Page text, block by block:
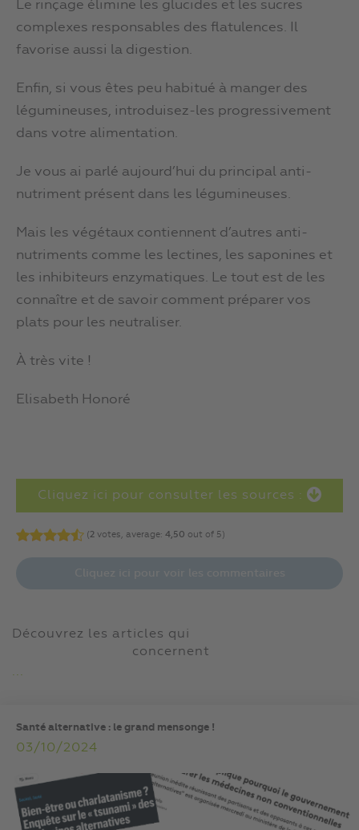
Le rinçage élimine les glucides et les sucres
complexes responsables des flatulences. Il
favorise aussi la digestion.
Enfin, si vous êtes peu habitué à manger des
légumineuses, introduisez-les progressivement
dans votre alimentation.
Je vous ai parlé aujourd’hui du principal anti-
nutriment présent dans les légumineuses.
Mais les végétaux contiennent d’autres anti-
nutriments comme les lectines, les saponines et
les inhibiteurs enzymatiques. Le tout est de les
connaître et de savoir comment préparer vos
plats pour les neutraliser.
À très vite !
Elisabeth Honoré
Cliquez ici pour consulter les sources :
(2 votes, average: 4,50 out of 5)
Découvrez les articles qui
concernent
...
Santé alternative : le grand mensonge !
03/10/2024